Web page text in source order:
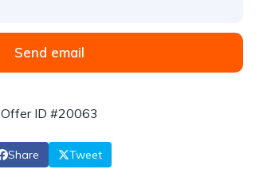
Send email
Offer ID #20063
Share Tweet